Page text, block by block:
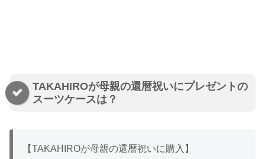
TAKAHIROが母親の還暦祝いにプレゼントの
スーツケースは？
【TAKAHIROが母親の還暦祝いに購入】